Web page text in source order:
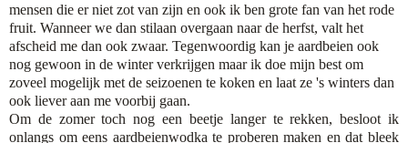
mensen die er niet zot van zijn en ook ik ben grote fan van het rode
fruit. Wanneer we dan stilaan overgaan naar de herfst, valt het
afscheid me dan ook zwaar. Tegenwoordig kan je aardbeien ook
nog gewoon in de winter verkrijgen maar ik doe mijn best om
zoveel mogelijk met de seizoenen te koken en laat ze 's winters dan
ook liever aan me voorbij gaan.
Om de zomer toch nog een beetje langer te rekken, besloot ik
onlangs om eens aardbeienwodka te proberen maken en dat bleek